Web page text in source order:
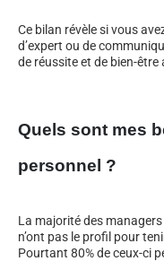
Ce bilan révèle si vous
d’expert ou de
de réussite et de bien-être
Quels sont mes
personnel ?
La majorité des
n’ont pas le profil pour
Pourtant 80% de ceux-ci